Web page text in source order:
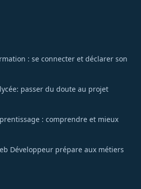
: se connecter et déclarer son
passer du doute au projet
: comprendre et mieux
Développeur prépare aux métiers